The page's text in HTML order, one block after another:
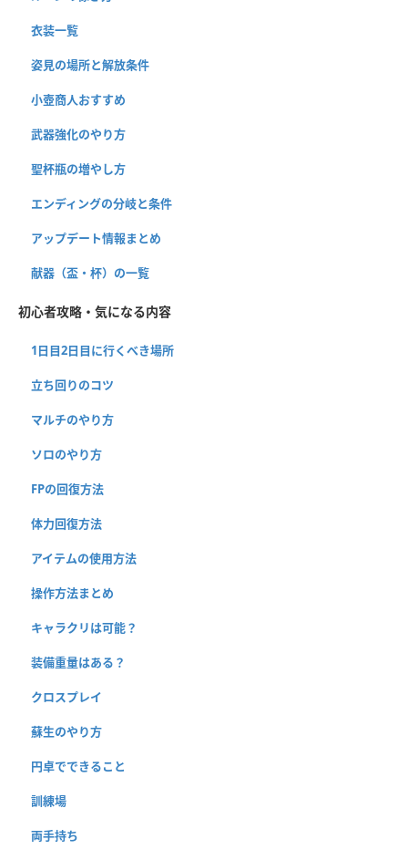
衣装一覧
姿見の場所と解放条件
小壺商人おすすめ
武器強化のやり方
聖杯瓶の増やし方
エンディングの分岐と条件
アップデート情報まとめ
献器（盃・杯）の一覧
初心者攻略・気になる内容
1日目2日目に行くべき場所
立ち回りのコツ
マルチのやり方
ソロのやり方
FPの回復方法
体力回復方法
アイテムの使用方法
操作方法まとめ
キャラクリは可能？
装備重量はある？
クロスプレイ
蘇生のやり方
円卓でできること
訓練場
両手持ち